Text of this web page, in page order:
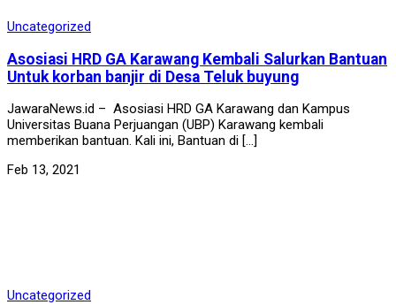
Uncategorized
Asosiasi HRD GA Karawang Kembali Salurkan Bantuan
Untuk korban banjir di Desa Teluk buyung
JawaraNews.id – Asosiasi HRD GA Karawang dan Kampus
Universitas Buana Perjuangan (UBP) Karawang kembali
memberikan bantuan. Kali ini, Bantuan di […]
Feb 13, 2021
Uncategorized